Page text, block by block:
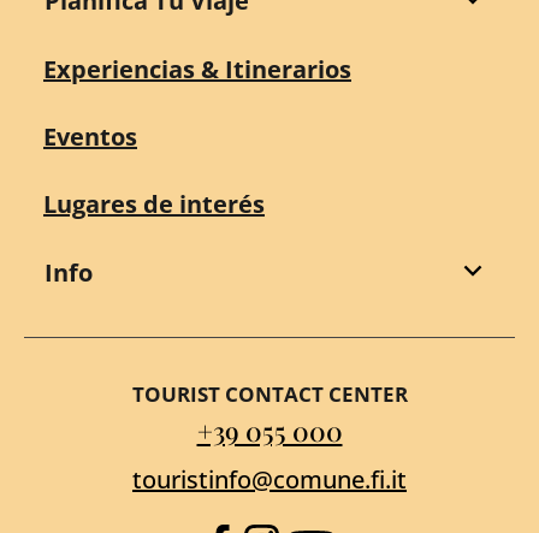
Experiencias & Itinerarios
Eventos
Lugares de interés
Info
TOURIST CONTACT CENTER
+39 055 000
touristinfo@comune.fi.it